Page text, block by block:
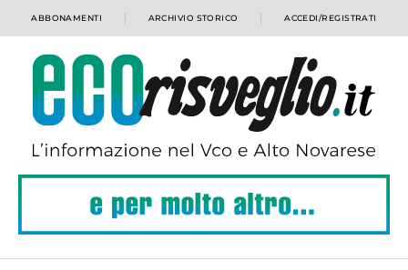
ABBONAMENTI ARCHIVIO STORICO ACCEDI/REGISTRATI